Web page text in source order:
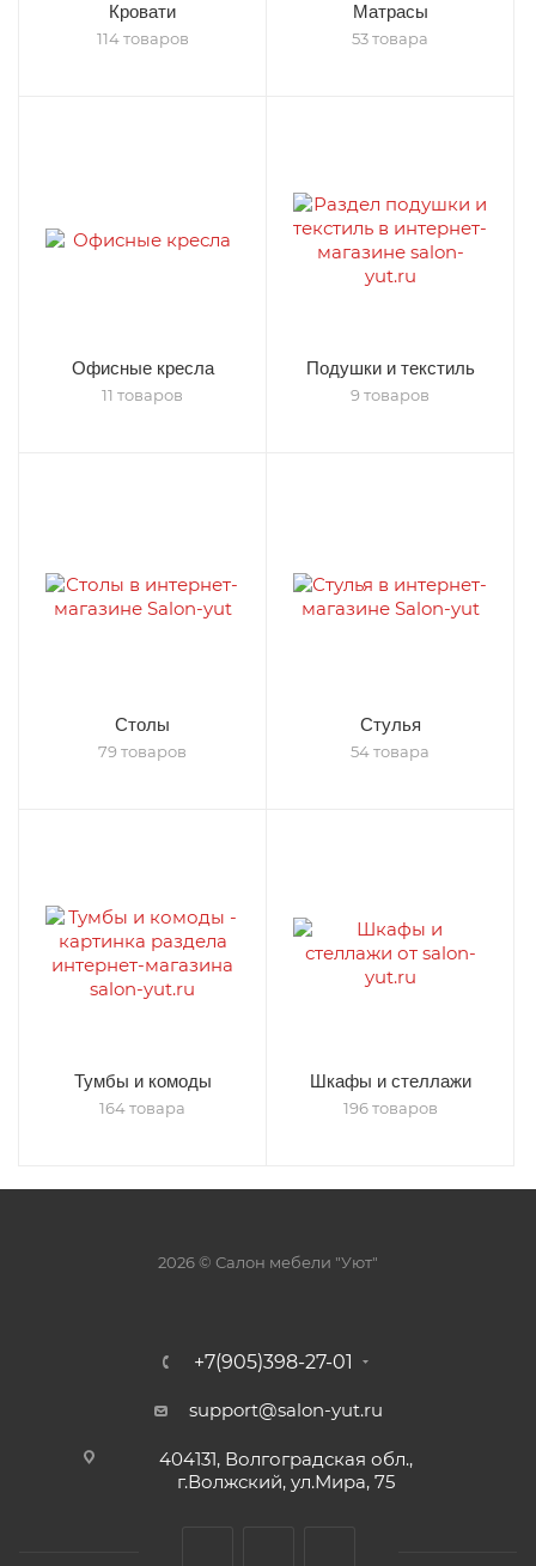
Кровати
114 товаров
Матрасы
53 товара
Офисные кресла
11 товаров
Подушки и текстиль
9 товаров
Столы
79 товаров
Стулья
54 товара
Тумбы и комоды
164 товара
Шкафы и стеллажи
196 товаров
2026 © Салон мебели "Уют"
+7(905)398-27-01
support@salon-yut.ru
404131, Волгоградская обл.,
г.Волжский, ул.Мира, 75